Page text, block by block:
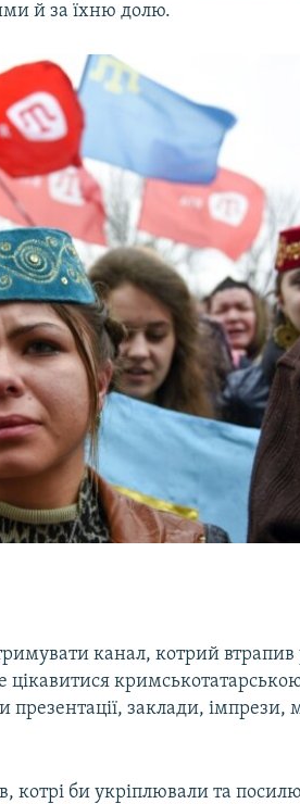
й за їхню долю.
канал, котрий втрапив
цікавитися
презентації, заклади, імпрези,
котрі би укріплювали та